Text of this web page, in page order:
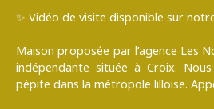
✨ Vidéo de visite disponible sur
Maison proposée par l’agence Les
indépendante située à Croix.
pépite dans la métropole lilloise.